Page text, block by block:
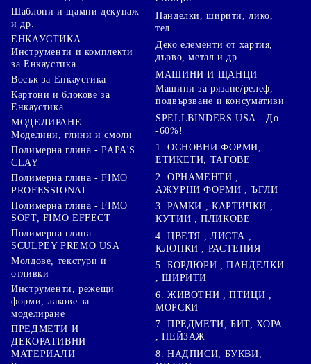
Шаблони и щампи декупаж
и др.
ЕНКАУСТИКА
Инструменти и комплекти
за Енкаустика
Восък за Енкаустика
Картони и блокове за
Енкаустика
МОДЕЛИРАНЕ
Моделини, глини и смоли
Полимерна глина - PAPA'S
CLAY
Полимерна глина - FIMO
PROFESSIONAL
Полимерна глина - FIMO
SOFT, FIMO EFFECT
Полимерна глина -
SCULPEY PREMO USA
Молдове, текстури и
отливки
Инструменти, режещи
форми, лакове за
моделиране
ПРЕДМЕТИ И
ДЕКОРАТИВНИ
МАТЕРИАЛИ
Панделки, ширити, лико,
тел
Деко елементи от хартия,
дърво, метал и др.
МАШИНИ И ЩАНЦИ
Машини за рязане/релеф,
подвързване и консумативи
SPELLBINDERS USA - До
-60%!
1. ОСНОВНИ ФОРМИ,
ЕТИКЕТИ, ТАГОВЕ
2. ОРНАМЕНТИ ,
АЖУРНИ ФОРМИ , ЪГЛИ
3. РАМКИ , КАРТИЧКИ ,
КУТИИ , ПЛИКОВЕ
4. ЦВЕТЯ , ЛИСТА ,
КЛОНКИ , РАСТЕНИЯ
5. БОРДЮРИ , ПАНДЕЛКИ
, ШИРИТИ
6. ЖИВОТНИ , ПТИЦИ ,
МОРСКИ
7. ПРЕДМЕТИ, БИТ, ХОРА
, ПЕЙЗАЖ
8. НАДПИСИ, БУКВИ,